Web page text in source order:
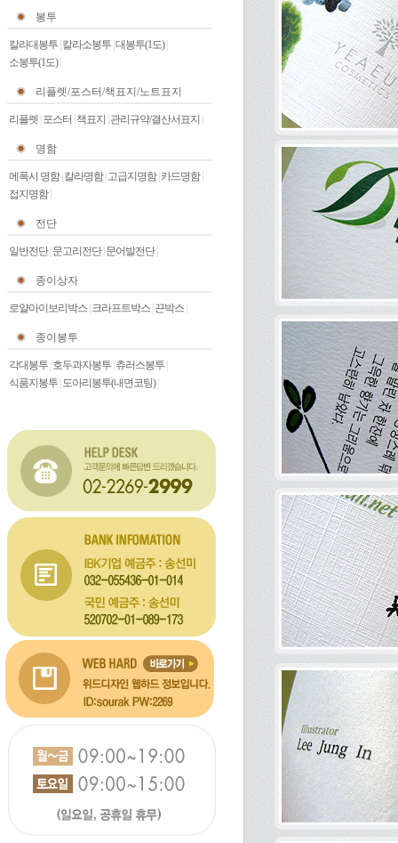
봉투
칼라대봉투 칼라소봉투 대봉투(1도)|
소봉투(1도)|
리플렛/포스터/책표지/노트표지
리플렛 포스터 책표지 관리규약/결산서표지
명함
에폭시 명함| 칼라명함| 고급지명함| 카드명함|
접지명함|
전단
일반전단| 문고리전단| 문어발전단|
종이상자
로얄아이보리박스 크라프트박스 끈박스
종이봉투
각대봉투 호두과자봉투 츄러스봉투
식품지봉투 도아리봉투(내면코팅)|